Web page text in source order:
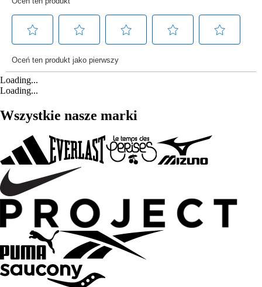
Loading...
Loading...
Wszystkie nasze marki